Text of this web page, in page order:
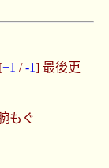
+1 /-1] 最後更
もぐ